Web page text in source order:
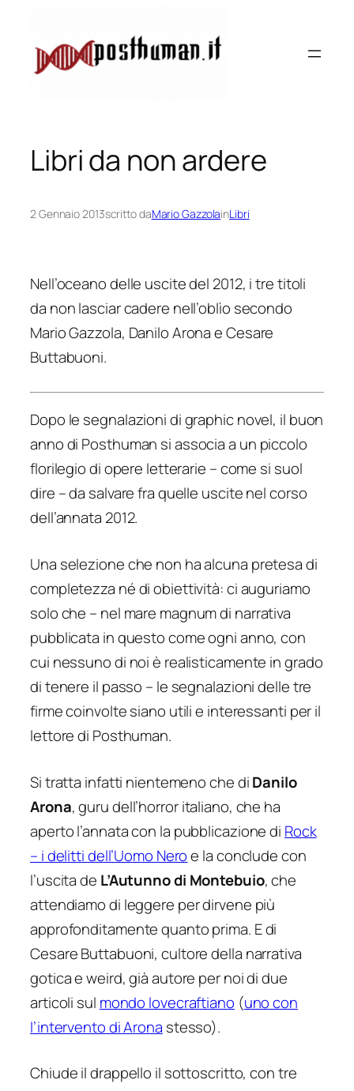
contenuto
Libri da non ardere
2 Gennaio 2013scritto daMario GazzolainLibri
Nell’oceano delle uscite del 2012, i tre titoli
da non lasciar cadere nell’oblìo secondo
Mario Gazzola, Danilo Arona e Cesare
Buttabuoni.
Dopo le segnalazioni di graphic novel, il buon
anno di Posthuman si associa a un piccolo
florilegio di opere letterarie – come si suol
dire – da salvare fra quelle uscite nel corso
dell’annata 2012.
Una selezione che non ha alcuna pretesa di
completezza né di obiettività: ci auguriamo
solo che – nel mare magnum di narrativa
pubblicata in questo come ogni anno, con
cui nessuno di noi è realisticamente in grado
di tenere il passo – le segnalazioni delle tre
firme coinvolte siano utili e interessanti per il
lettore di Posthuman.
Si tratta infatti nientemeno che diDanilo
Arona, guru dell’horror italiano, che ha
aperto l’annata con la pubblicazione di Rock
– i delitti dell’Uomo Neroe la conclude con
l’uscita de L’Autunno di Montebuio, che
attendiamo di leggere per dirvene più
approfonditamente quanto prima. E di
Cesare Buttabuoni, cultore della narrativa
gotica e weird, già autore per noi di due
articoli sul mondo lovecraftiano (uno con
l’intervento di Arona stesso).
Chiude il drappello il sottoscritto, con tre